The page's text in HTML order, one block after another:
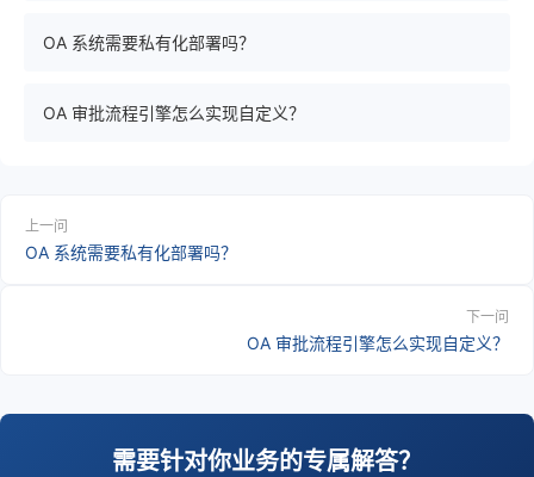
OA 系统需要私有化部署吗？
OA 审批流程引擎怎么实现自定义？
上一问
OA 系统需要私有化部署吗？
下一问
OA 审批流程引擎怎么实现自定义？
需要针对你业务的专属解答？